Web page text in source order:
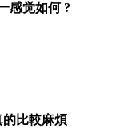
感觉如何 ?
比較麻煩